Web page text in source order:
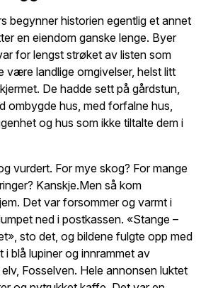
begynner historien egentlig et annet
en eiendom ganske lenge. Byer
for lengst strøket av listen som
være landlige omgivelser, helst litt
De hadde sett på gårdstun,
ombygde hus, med forfalne hus,
og hus som ikke tiltalte dem i
vurdert. For mye skog? For mange
Kanskje.Men så kom
Det var forsommer og varmt i
ned i postkassen. «Stange –
sto det, og bildene fulgte opp med
blå lupiner og innrammet av
Fosselven. Hele annonsen luktet